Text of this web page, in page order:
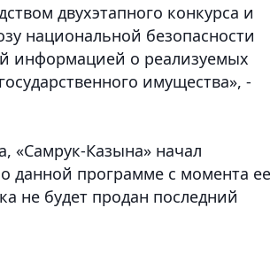
двухэтапного конкурса и
национальной безопасности
информацией о реализуемых
имущества», -
«Самрук-Казына» начал
данной программе с момента ее
не будет продан последний